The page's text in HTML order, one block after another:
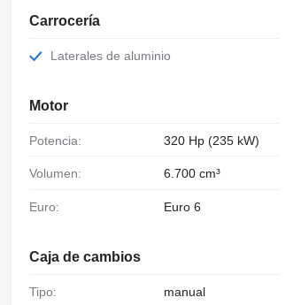
Carrocería
Laterales de aluminio
Motor
Potencia: 320 Hp (235 kW)
Volumen: 6.700 cm³
Euro: Euro 6
Caja de cambios
Tipo: manual